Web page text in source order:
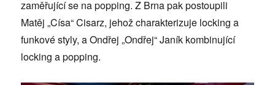
zaměřující se na popping. Z Brna pak postoupili
Matěj „Císa“ Cisarz, jehož charakterizuje locking a
funkové styly, a Ondřej „Ondřej“ Janík kombinující
locking a popping.